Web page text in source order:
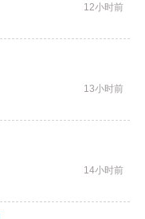
12小时前
13小时前
14小时前